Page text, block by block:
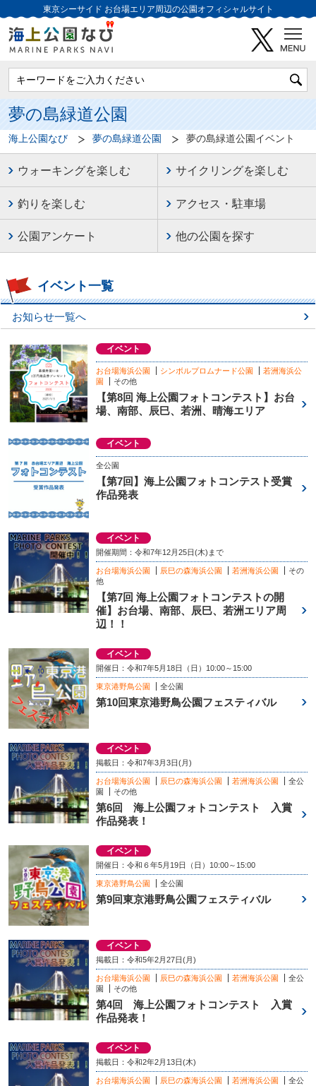
東京シーサイド お台場エリア周辺の公園オフィシャルサイト
夢の島緑道公園
海上公園なび 夢の島緑道公園 夢の島緑道公園イベント
ウォーキングを楽しむ サイクリングを楽しむ
釣りを楽しむ アクセス・駐車場
公園アンケート 他の公園を探す
イベント一覧
お知らせ一覧へ
イベント
お台場海浜公園 シンボルプロムナード公園
若洲海浜公
園
その他
【第8回 海上公園フォトコンテスト】お台
場、南部、辰巳、若洲、晴海エリア
イベント
全公園
【第7回】海上公園フォトコンテスト受賞
作品発表
イベント
開催期間：令和7年12月25日(木)まで
お台場海浜公園 辰巳の森海浜公園 若洲海浜公園
その
他
【第7回 海上公園フォトコンテストの開
催】お台場、南部、辰巳、若洲エリア周
辺！！
イベント
開催日：令和7年5月18日（日）10:00～15:00
東京港野鳥公園 全公園
第10回東京港野鳥公園フェスティバル
イベント
掲載日：令和7年3月3日(月)
お台場海浜公園 辰巳の森海浜公園 若洲海浜公園
全公
園
その他
第6回 海上公園フォトコンテスト 入賞
作品発表！
イベント
開催日：令和６年5月19日（日）10:00～15:00
東京港野鳥公園 全公園
第9回東京港野鳥公園フェスティバル
イベント
掲載日：令和5年2月27日(月)
お台場海浜公園 辰巳の森海浜公園 若洲海浜公園
全公
園
その他
第4回 海上公園フォトコンテスト 入賞
作品発表！
イベント
掲載日：令和2年2月13日(木)
お台場海浜公園 辰巳の森海浜公園 若洲海浜公園
全公